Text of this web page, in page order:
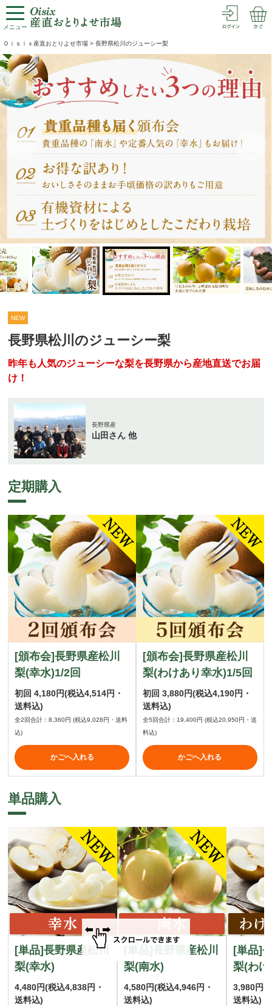
メニュー
Ｏｉｓｉｘ産直おとりよせ市場 > 長野県松川のジューシー梨
NEW
長野県松川のジューシー梨
昨年も人気のジューシーな梨を長野県から産地直送でお届
け！
長野県産
山田さん 他
定期購入
[頒布会]長野県産松川
梨(幸水)1/2回
初回4,180円(税込4,514円・
送料込)
全2回合計：8,360円(税込9,028円・送料
込)
かごへ入れる
[頒布会]長野県産松川
梨(わけあり幸水)1/5回
初回 3,880円(税込4,190円・
送料込)
全5回合計：19,400円 (税込20,950円・送
料込)
かごへ入れる
単品購入
[単品]長野県産松川
梨(幸水)
4,480円(税込4,838円・
送料込)
[単品]長野県産松川
梨(南水)
4,580円(税込4,946円・
送料込)
[単品]
梨(わ
3,980円(
送料込)